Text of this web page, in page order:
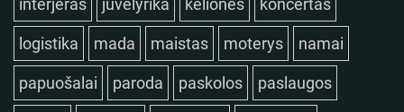
interjeras juvelyrika kelionės koncertas
logistika mada maistas moterys namai
papuošalai paroda paskolos paslaugos